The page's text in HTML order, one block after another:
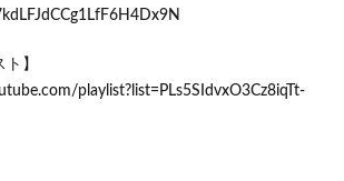
】
playlist?list=PLs5SIdvxO3Cz8iqTt-